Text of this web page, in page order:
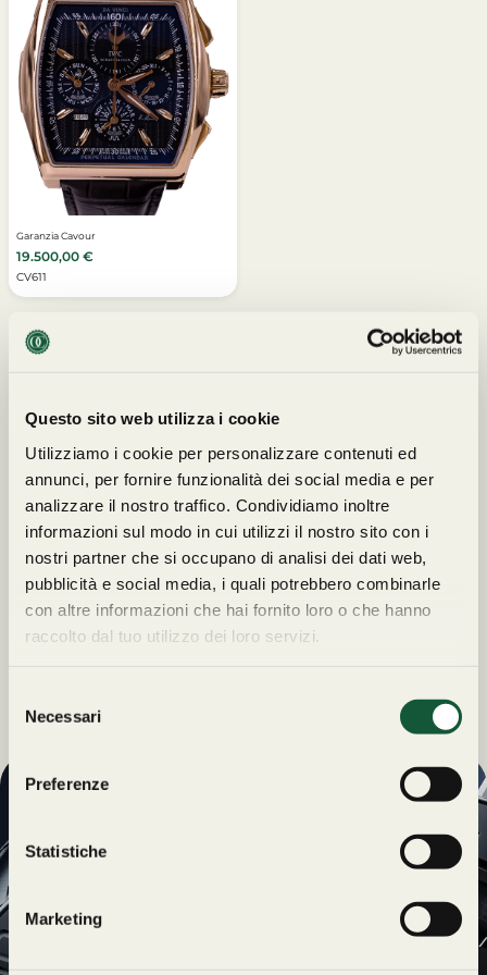
Questo sito web utilizza i cookie
Utilizziamo i cookie per personalizzare contenuti ed
annunci, per fornire funzionalità dei social media e per
analizzare il nostro traffico. Condividiamo inoltre
informazioni sul modo in cui utilizzi il nostro sito con i
nostri partner che si occupano di analisi dei dati web,
pubblicità e social media, i quali potrebbero combinarle
con altre informazioni che hai fornito loro o che hanno
raccolto dal tuo utilizzo dei loro servizi.
o
n
e
d
e
Necessari
Preferenze
Statistiche
Marketing
Garanzia Cavour
19.500,00 €
CV611
I NOSTRI PARTNERS
ESCLUSIVO
Orologeria Cavour e